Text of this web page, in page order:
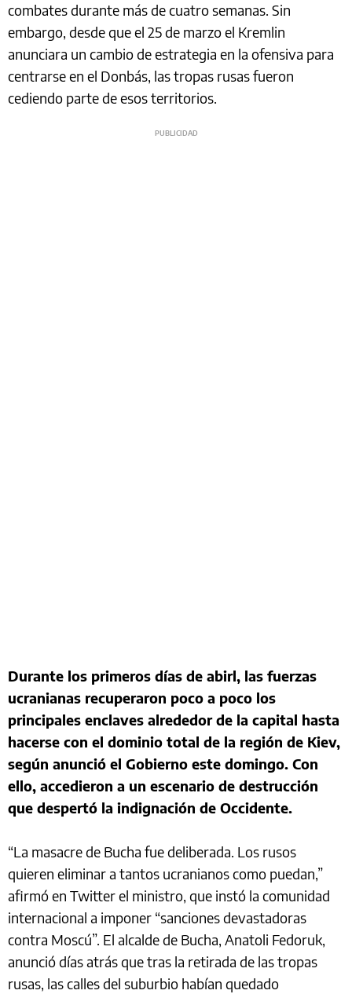
combates durante más de cuatro semanas. Sin
embargo, desde que el 25 de marzo el Kremlin
anunciara un cambio de estrategia en la ofensiva para
centrarse en el Donbás, las tropas rusas fueron
cediendo parte de esos territorios.
Durante los primeros días de abirl, las fuerzas
ucranianas recuperaron poco a poco los
principales enclaves alrededor de la capital hasta
hacerse con el dominio total de la región de Kiev,
según anunció el Gobierno este domingo. Con
ello, accedieron a un escenario de destrucción
que despertó la indignación de Occidente.
“La masacre de Bucha fue deliberada. Los rusos
quieren eliminar a tantos ucranianos como puedan,”
afirmó en Twitter el ministro, que instó la comunidad
internacional a imponer “sanciones devastadoras
contra Moscú”. El alcalde de Bucha, Anatoli Fedoruk,
anunció días atrás que tras la retirada de las tropas
rusas, las calles del suburbio habían quedado